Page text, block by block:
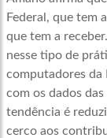
Federal, que tem
que tem a
nesse tipo de
computadores da
com os dados
tendência é
cerco aos